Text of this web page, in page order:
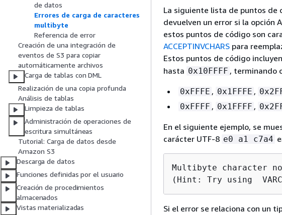
de datos
Errores de carga de caracteres
multibyte
Referencia de error
Creación de una integración de
eventos de S3 para copiar
automáticamente archivos
Carga de tablas con DML
Realización de una copia profunda
Análisis de tablas
Limpieza de tablas
Administración de operaciones de
escritura simultáneas
Tutorial: Carga de datos desde
Amazon S3
Descarga de datos
Funciones definidas por el usuario
Creación de procedimientos
almacenados
Vistas materializadas
La siguiente lista de puntos de
devuelven un error si la opción
estos puntos de código son
ACCEPTINVCHARS para
Estos puntos de código
hasta 0x10FFFF , terminando
0xFFFE , 0x1FFFE ,
0xFFFF , 0x1FFFF ,
En el siguiente ejemplo, se
carácter UTF-8 e0 a1 c7a4
Multibyte character
(Hint: Try using
Si el error se relaciona con un